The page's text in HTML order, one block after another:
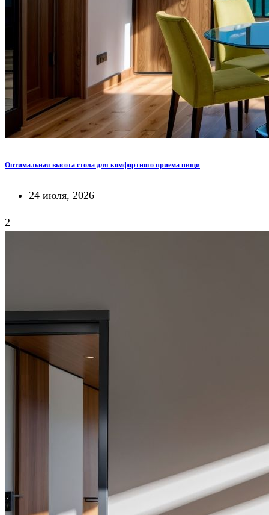
Оптимальная высота стола для комфортного приема пищи
24 июля, 2026
2